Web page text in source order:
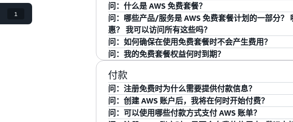
1
的，一旦您停止使用这些服务，就不会产生额外费用或
问：什么是 AWS 免费套餐？
AWS 免费套餐允许您亲身体验亚马逊 EC2、亚马逊 S3
套餐提供三种类型的优惠。有些服务在指定限额内是
月，还有一些服务提供短期免费试用，通常为 30-60 天
问：哪些产品/服务是 AWS 免费套餐计划的一部分
惠？ 我可以访问所有这些吗？
注册 AWS 账户后，您可以免费使用 80 多种服务。
EC2、Amazon Cloudfront、Amazon S3 等；有些服
Amazon Lightsail 等。要了解更多信息，请单击
用）或按产品类别排序。
问：如何确保在使用免费套餐时不会产生费用？
您可以使用一些机制来确保不会产生意外费用。
况提醒，以通知您是否即将超出或已经超出免费套餐
问：我的免费套餐权益何时到期？
远免费”类型的优惠每月都可使用，直至达到其指定
在每种服务所列出的时间范围（自首次激活之日开始
题，请访问Free Tier 常见问题。
付款
问：注册免费时为什么需要提供付款信息？
我们请您提供信用卡或借记卡，是为了验证您账户的
户超了 AWS 免费套餐限制，我们会使用您的付款信
问：创建 AWS 账户后，我将在何时开始付费？
对于超过 AWS免费套餐限制的 AWS使用量，您将需
问：可以使用哪些付款方式支付 AWS 账单？